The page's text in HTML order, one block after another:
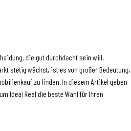
die gut durchdacht sein will.
stetig wächst, ist es von großer Bedeutung,
zu finden. In diesem Artikel geben
Ideal Real die beste Wahl für Ihren